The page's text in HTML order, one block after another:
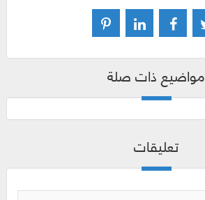
مواضيع ذات صلة
تعليقات